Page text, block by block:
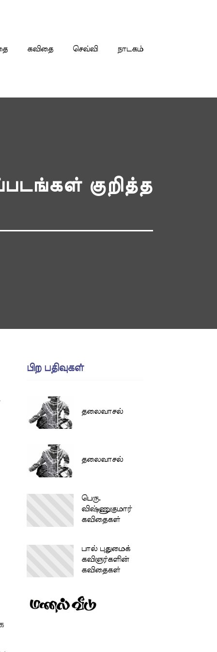
கவிதை செவ்வி நாடகம்
குறித்த
பிற பதிவுகள்
தலைவாசல்
தலைவாசல்
பெரு.
விஷ்ணுகுமார்
கவிதைகள்
பால் புதுமைக்
கவிஞர்களின்
கவிதைகள்